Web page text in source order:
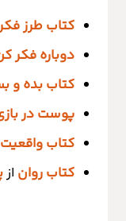
کتاب طرز
دوباره فکر
کتاب بده و
پوست در
کتاب واقعیت
کتاب روان از